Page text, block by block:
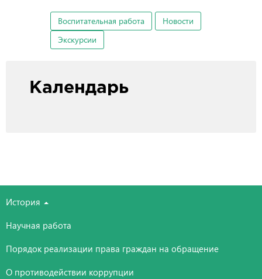
Воспитательная работа
Новости
Экскурсии
Календарь
История
Научная работа
Порядок реализации права граждан на обращение
О противодействии коррупции